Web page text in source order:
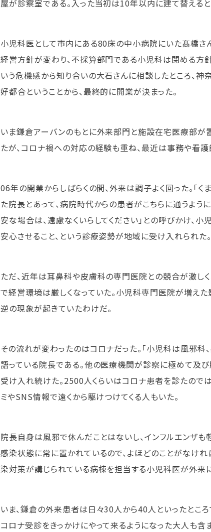
屋が診察室である。入った当初は10年以内に建て替えると
小児科医として市内にある80床の中小病院にいた髙橋さ
経営方針が変わり、不採算部門である小児科は閉める方
いう危機感から知り合いの大石さんに相談したところ、
好都合ということから、最終的に開業が決まった。
いま鎌倉アーバンのもとに外来部門と施設在宅医療部が
たが、コロナ禍への対応の経験も重ね、最近は事務や看
06年の開業からしばらくの間、外来は調子よく回った。「
た院長とあって、病院時代からの患者がこちらに通うよう
安な場合は、遠慮なくいらしてください」との呼びかけ、
安心させること、という診療姿勢が地域に受け入れられた。
ただ、近年は耳鼻科や皮膚科の専門医院との競合が激し
で経営環境は厳しくなっていた。小児科専門医院が増え
逆の現象が起きていたわけだ。
その流れが変わったのはコロナだった。「小児科は風邪科
語っている院長である。他の医療機関が診察に極めて及
受け入れ続けた。2500人くらいはコロナ患者を診たので
ミやSNS情報で遠くから駆けつけてくる人もいた。
院長自身は風邪で休んだことはないし、インフルエンザ
感染状態に常に置かれているので、よほどのことがなけ
染対策が講じられている病棟を担当する小児科医が外来
いま、鎌倉の外来患者は日々30人から40人といったとこ
コロナ受診をきっかけにやって来るようになった大人も含